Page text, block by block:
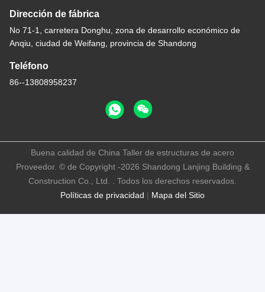
Dirección de fábrica
No 71-1, carretera Donghu, zona de desarrollo económico de
Anqiu, ciudad de Weifang, provincia de Shandong
Teléfono
86--13808958237
Políticas de privacidad | Mapa del Sitio
Buena calidad de China Taller de estructuras de acero
Proveedor. © de Copyright -2026 Shandong Lanjing Building &
Construction Co., Ltd. . Todos los derechos reservados.